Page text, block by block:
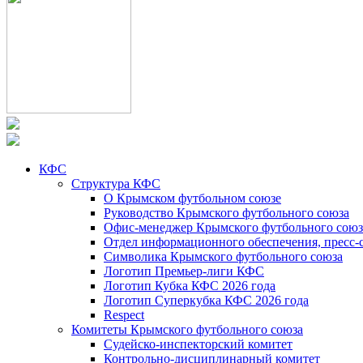
КФС
Структура КФС
О Крымском футбольном союзе
Руководство Крымского футбольного союза
Офис-менеджер Крымского футбольного
Отдел информационного обеспечения, пресс-
Символика Крымского футбольного союза
Логотип Премьер-лиги КФС
Логотип Кубка КФС 2026 года
Логотип Суперкубка КФС 2026 года
Respect
Комитеты Крымского футбольного союза
Судейско-инспекторский комитет
Контрольно-дисциплинарный комитет